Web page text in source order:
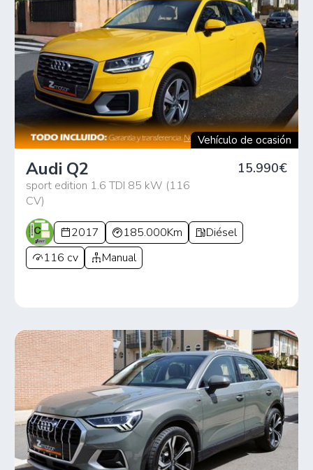
Vehículo de ocasión
Audi Q2
sport edition 1.6 TDI 85 kW (116
CV)
15.990€
2017 185.000Km
Diésel
116 cv
Manual